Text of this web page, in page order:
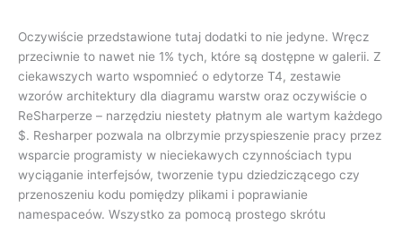
Oczywiście przedstawione tutaj dodatki to nie jedyne. Wręcz
przeciwnie to nawet nie 1% tych, które są dostępne w galerii. Z
ciekawszych warto wspomnieć o edytorze T4, zestawie
wzorów architektury dla diagramu warstw oraz oczywiście o
ReSharperze – narzędziu niestety płatnym ale wartym każdego
$. Resharper pozwala na olbrzymie przyspieszenie pracy przez
wsparcie programisty w nieciekawych czynnościach typu
wyciąganie interfejsów, tworzenie typu dziedziczącego czy
przenoszeniu kodu pomiędzy plikami i poprawianie
namespaceów. Wszystko za pomocą prostego skrótu